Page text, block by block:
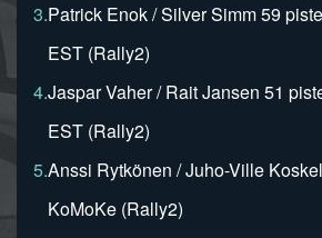
3.Patrick Enok / Silver Simm 59
EST (Rally2)
4.Jaspar Vaher / Rait Jansen 51
EST (Rally2)
5.Anssi Rytkönen / Juho-Ville
KoMoKe (Rally2)